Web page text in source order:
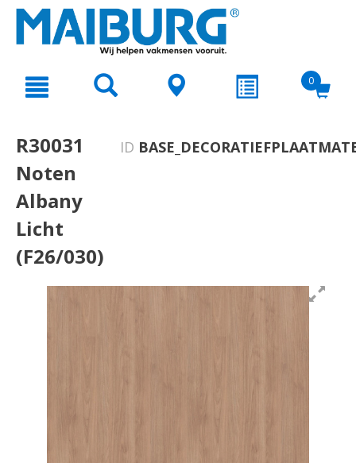
text.skipToNavigation
0
R30031
Noten
Albany
Licht
(F26/030)
ID